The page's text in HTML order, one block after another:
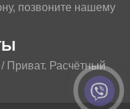
позвоните нашему
Расчётный